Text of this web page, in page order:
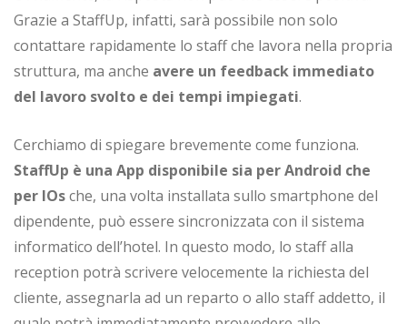
Grazie a StaffUp, infatti, sarà possibile non solo
contattare rapidamente lo staff che lavora nella propria
struttura, ma anche avere un feedback immediato
del lavoro svolto e dei tempi impiegati.
Cerchiamo di spiegare brevemente come funziona.
StaffUp è una App disponibile sia per Android che
per IOsche, una volta installata sullo smartphone del
dipendente, può essere sincronizzata con il sistema
informatico dell’hotel. In questo modo, lo staff alla
reception potrà scrivere velocemente la richiesta del
cliente, assegnarla ad un reparto o allo staff addetto, il